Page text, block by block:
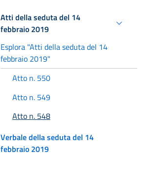
Atti della seduta del 14
febbraio 2019
Esplora "Atti della seduta del 14
febbraio 2019"
Atto n. 550
Atto n. 549
Atto n. 548
Verbale della seduta del 14
febbraio 2019